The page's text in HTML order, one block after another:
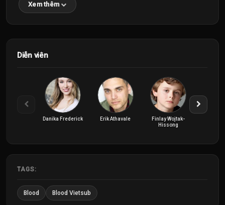
Xem thêm
Diễn viên
Danika Frederick Erik Athavale
Finlay Wojtak-
Hissong
TAGS:
Blood Blood Vietsub